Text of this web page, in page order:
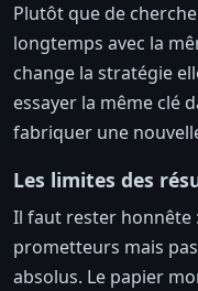
Plutôt que de
longtemps avec la
change la stratégie
essayer la même clé
fabriquer une
Les limites des
Il faut rester honnête
prometteurs mais
absolus. Le papier